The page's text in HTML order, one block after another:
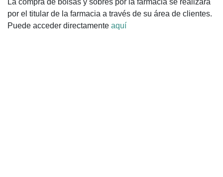
por el titular de la farmacia a través de su área de clientes.
Puede acceder directamente aquí